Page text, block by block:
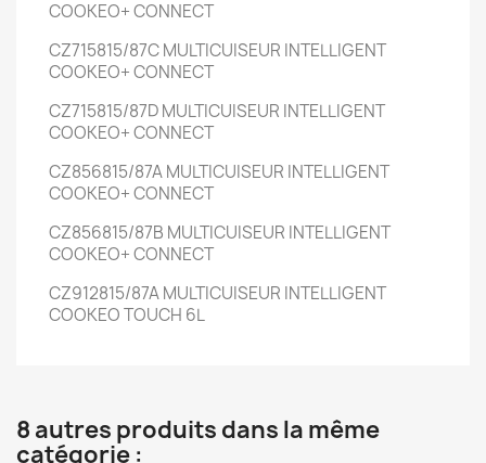
COOKEO+ CONNECT
CZ715815/87CMULTICUISEUR INTELLIGENT
COOKEO+ CONNECT
CZ715815/87DMULTICUISEUR INTELLIGENT
COOKEO+ CONNECT
CZ856815/87AMULTICUISEUR INTELLIGENT
COOKEO+ CONNECT
CZ856815/87B MULTICUISEUR INTELLIGENT
COOKEO+ CONNECT
CZ912815/87AMULTICUISEUR INTELLIGENT
COOKEO TOUCH 6L
8 autres produits dans la même
catégorie :